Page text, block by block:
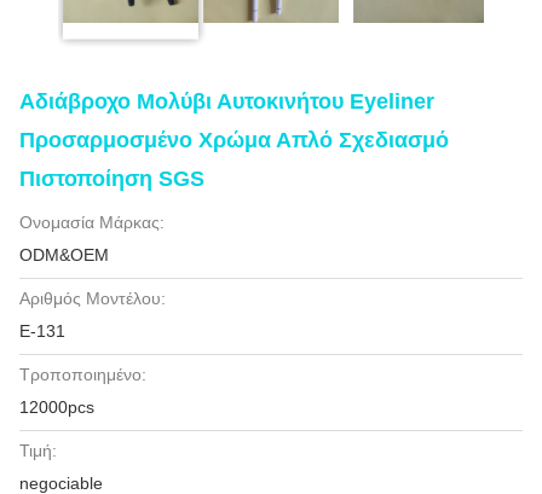
Αδιάβροχο Μολύβι Αυτοκινήτου Eyeliner
Προσαρμοσμένο Χρώμα Απλό Σχεδιασμό
Πιστοποίηση SGS
Ονομασία Μάρκας:
ODM&OEM
Αριθμός Μοντέλου:
Ε-131
Τροποποιημένο:
12000pcs
Τιμή:
negociable